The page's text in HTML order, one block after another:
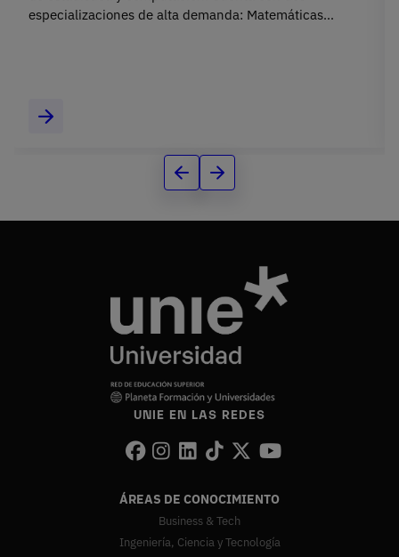
especializaciones de alta demanda: Matemáticas
UNIE EN LAS REDES
ÁREAS DE CONOCIMIENTO
Business & Tech
Ingeniería, Ciencia y Tecnología